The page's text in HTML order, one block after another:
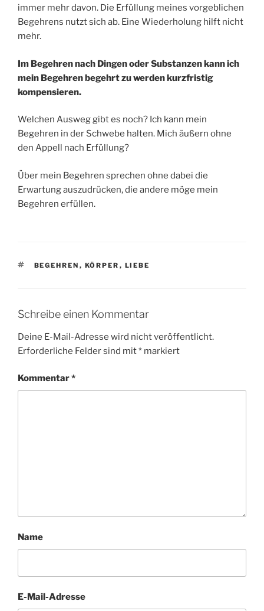
immer mehr davon. Die Erfüllung meines vorgeblichen
Begehrens nutzt sich ab. Eine Wiederholung hilft nicht
mehr.
Im Begehren nach Dingen oder Substanzen kann ich
mein Begehren begehrt zu werden kurzfristig
kompensieren.
Welchen Ausweg gibt es noch? Ich kann mein
Begehren in der Schwebe halten. Mich äußern ohne
den Appell nach Erfüllung?
Über mein Begehren sprechen ohne dabei die
Erwartung auszudrücken, die andere möge mein
Begehren erfüllen.
SCHLAGWÖRTER
BEGEHREN , KÖRPER , LIEBE
Schreibe einen Kommentar
Deine E-Mail-Adresse wird nicht veröffentlicht.
Erforderliche Felder sind mit* markiert
Kommentar*
Name
E-Mail-Adresse